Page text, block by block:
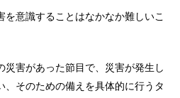
意識することはなかなか難しいこ
災害があった節目で、災害が発生し
、そのための備えを具体的に行うタ